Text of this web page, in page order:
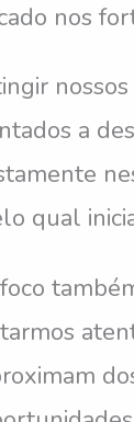
nos
a
qual